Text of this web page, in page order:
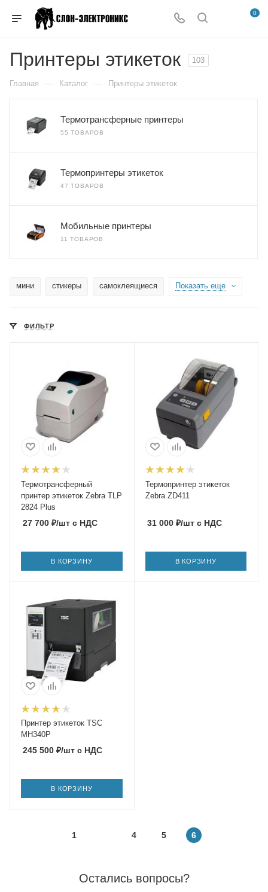
0
Принтеры этикеток 103
Главная — Каталог — Принтеры этикеток
Термотрансферные принтеры
55 ТОВАРОВ
Термопринтеры этикеток
47 ТОВАРОВ
Мобильные принтеры
11 ТОВАРОВ
мини стикеры самоклеящиеся Показать еще
ФИЛЬТР
Термотрансферный
принтер этикеток Zebra TLP
2824 Plus
27 700 ₽/шт с НДС
В КОРЗИНУ
Термопринтер этикеток
Zebra ZD411
31 000₽/штс НДС
В КОРЗИНУ
Принтер этикеток TSC
MH340P
245 500 ₽/шт с НДС
В КОРЗИНУ
1 4 5 6
Остались вопросы?